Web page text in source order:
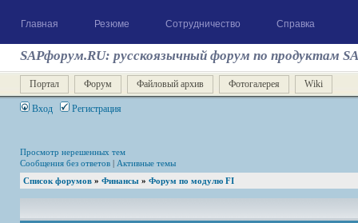
Главная Резюме Сотрудничество Справка
SAPфорум.RU: русскоязычный форум по продуктам
Портал Форум Файловый архив Фотогалерея Wiki
Вход Регистрация
Просмотр нерешенных тем
Сообщения без ответов | Активные темы
Список форумов » Финансы » Форум по модулю FI